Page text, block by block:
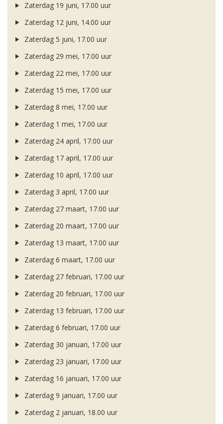
Zaterdag 19 juni, 17.00 uur
Zaterdag 12 juni, 14.00 uur
Zaterdag 5 juni, 17.00 uur
Zaterdag 29 mei, 17.00 uur
Zaterdag 22 mei, 17.00 uur
Zaterdag 15 mei, 17.00 uur
Zaterdag 8 mei, 17.00 uur
Zaterdag 1 mei, 17.00 uur
Zaterdag 24 april, 17.00 uur
Zaterdag 17 april, 17.00 uur
Zaterdag 10 april, 17.00 uur
Zaterdag 3 april, 17.00 uur
Zaterdag 27 maart, 17.00 uur
Zaterdag 20 maart, 17.00 uur
Zaterdag 13 maart, 17.00 uur
Zaterdag 6 maart, 17.00 uur
Zaterdag 27 februari, 17.00 uur
Zaterdag 20 februari, 17.00 uur
Zaterdag 13 februari, 17.00 uur
Zaterdag 6 februari, 17.00 uur
Zaterdag 30 januari, 17.00 uur
Zaterdag 23 januari, 17.00 uur
Zaterdag 16 januari, 17.00 uur
Zaterdag 9 januari, 17.00 uur
Zaterdag 2 januari, 18.00 uur